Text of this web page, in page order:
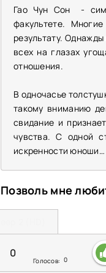
Гао Чун Сон -
факультете.
результату.
всех на глазах
отношения.
В одночасье
такому вниманию
свидание и
чувства. С одной
искренности юноши…
Позволь мне
0
Голосов: 0